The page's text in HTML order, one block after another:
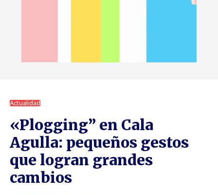
Actualidad
«Plogging” en Cala
Agulla: pequeños gestos
que logran grandes
cambios